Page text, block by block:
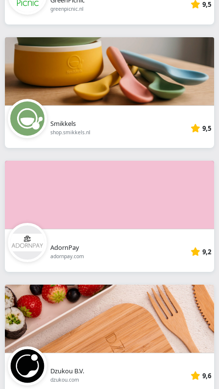
greenpicnic.nl 9,5
Smikkels
shop.smikkels.nl 9,5
AdornPay
adornpay.com 9,2
Dzukou B.V.
dzukou.com 9,6